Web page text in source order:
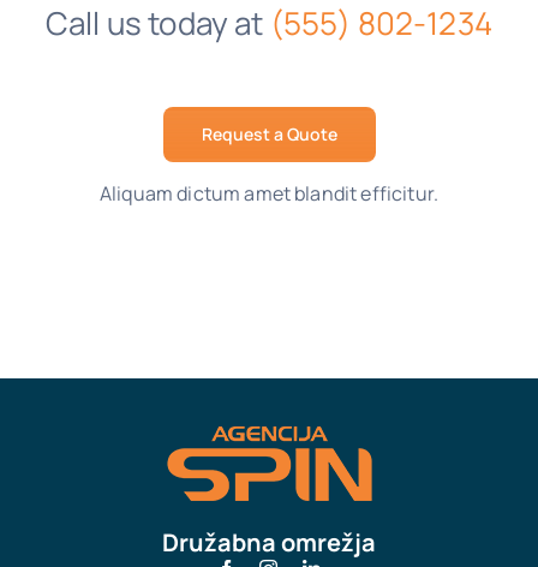
Call us today at (555) 802-1234
Request a Quote
Aliquam dictum amet blandit efficitur.
Družabna omrežja